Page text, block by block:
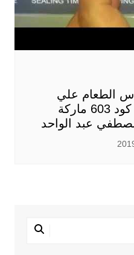
الطعام علي
ماكينة فاكيوم حجرتين كود 603 ماركة
عبد الواحد